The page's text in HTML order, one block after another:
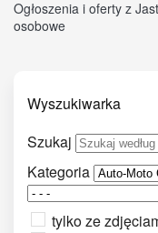
Ogłoszenia i oferty z
osobowe
Wyszukiwarka
Szukaj
Kategoria
tylko ze